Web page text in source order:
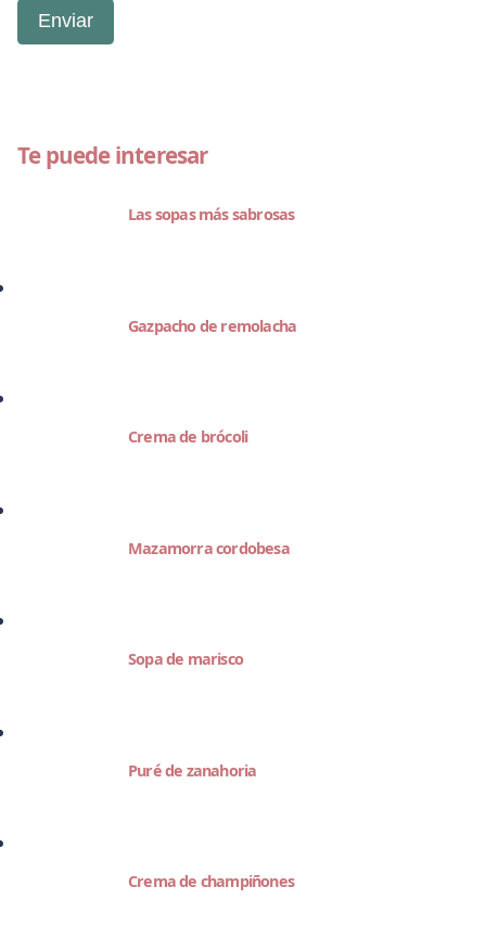
Te puede interesar
Las sopas más sabrosas
Gazpacho de remolacha
Crema de brócoli
Mazamorra cordobesa
Sopa de marisco
Puré de zanahoria
Crema de champiñones